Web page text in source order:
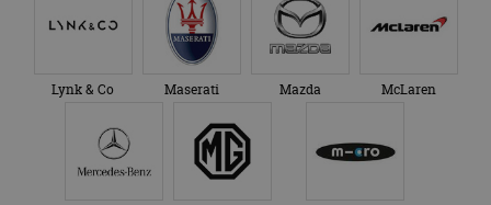
Lynk & Co Maserati Mazda McLaren